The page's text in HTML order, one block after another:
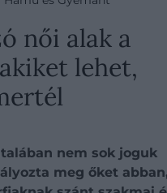
női alak a
lehet,
nem sok joguk
meg őket